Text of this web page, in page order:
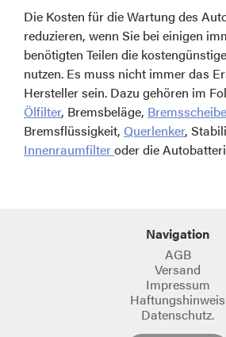
Die Kosten für die Wartung des
reduzieren, wenn Sie bei einigen
benötigten Teilen die
nutzen. Es muss nicht immer das
Hersteller sein. Dazu gehören im
Ölfilter, Bremsbeläge,
Bremsflüssigkeit, Querlenker,
Innenraumfilteroder die
Navigation
AGB
Versand
Impressum
Haftungshinweis
Datenschutz.